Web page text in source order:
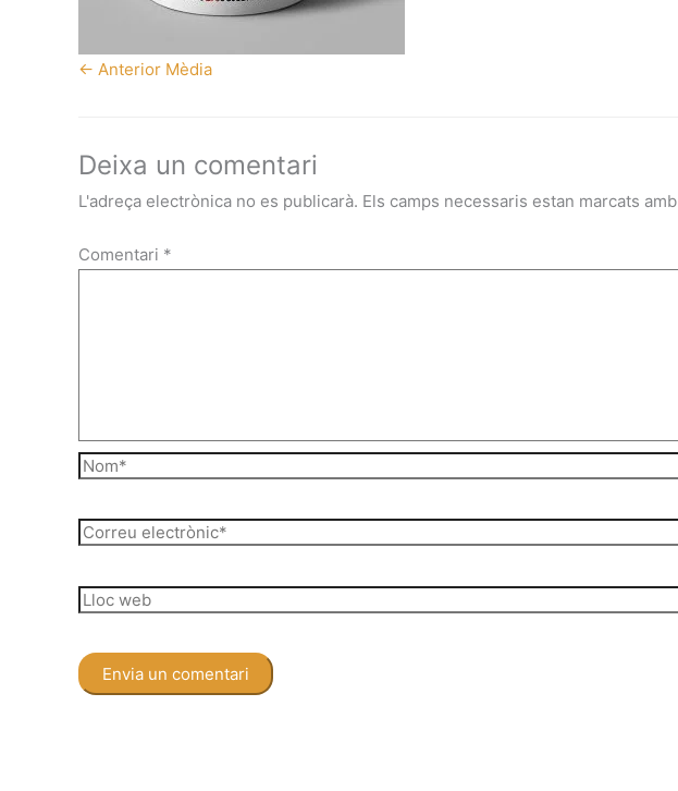
← Anterior Mèdia
Deixa un comentari
L'adreça electrònica no es publicarà. Els camps necessaris estan marcats amb
Comentari *
Nom*
Correu
Lloc